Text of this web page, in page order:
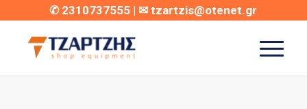
✆ 2310737555 | ✉tzartzis@otenet.gr